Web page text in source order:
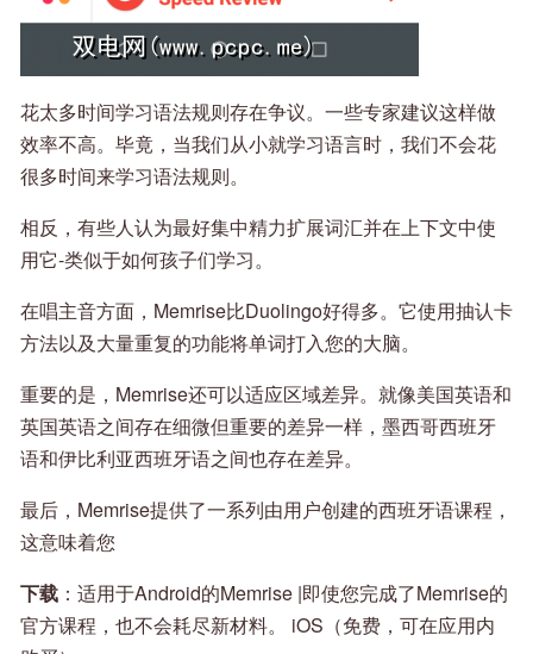
花太多时间学习语法规则存在争议。一些专家建议这样做
效率不高。毕竟，当我们从小就学习语言时，我们不会花
很多时间来学习语法规则。
相反，有些人认为最好集中精力扩展词汇并在上下文中使
用它-类似于如何孩子们学习。
在唱主音方面，Memrise比Duolingo好得多。它使用抽认卡
方法以及大量重复的功能将单词打入您的大脑。
重要的是，Memrise还可以适应区域差异。就像美国英语和
英国英语之间存在细微但重要的差异一样，墨西哥西班牙
语和伊比利亚西班牙语之间也存在差异。
最后，Memrise提供了一系列由用户创建的西班牙语课程，
这意味着您
下载 ：适用于Android的Memrise |即使您完成了Memrise的
官方课程，也不会耗尽新材料。 iOS（免费，可在应用内